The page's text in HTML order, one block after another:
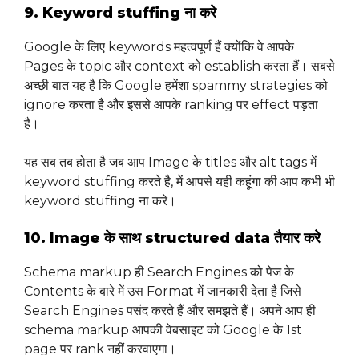
9. Keyword stuffing ना करे
Google के लिए keywords महत्वपूर्ण हैं क्योंकि वे आपके
Pages के topic और context को establish करता हैं। सबसे
अच्छी बात यह है कि Google हमेंशा spammy strategies को
ignore करता है और इससे आपके ranking पर effect पड़ता
है।
यह सब तब होता है जब आप Image के titles और alt tags में
keyword stuffing करते है, में आपसे यही कहूंगा की आप कभी भी
keyword stuffing ना करे।
10. Image के साथ structured data तैयार करे
Schema markup ही Search Engines को पेज के
Contents के बारे में उस Format में जानकारी देता है जिसे
Search Engines पसंद करते हैं और समझते हैं। अपने आप ही
schema markup आपकी वेबसाइट को Google के 1st
page पर rank नहीं करवाएगा।